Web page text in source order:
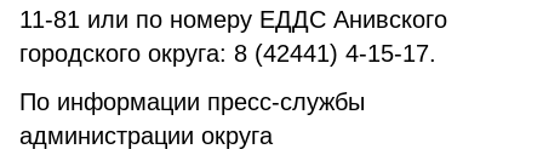
11-81 или по номеру ЕДДС Анивского
городского округа: 8 (42441) 4-15-17.
По информации пресс-службы
администрации округа